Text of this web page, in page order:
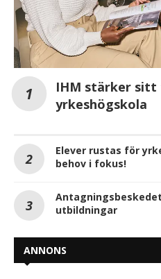
IHM stärker
yrkeshögskola
Elever rustas för
behov i fokus!
utbildningar
ANNONS